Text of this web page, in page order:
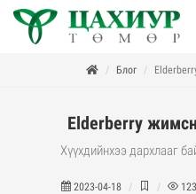
Блог
Elderberry
Хүүхдийнхээ дархлааг
2023-04-18